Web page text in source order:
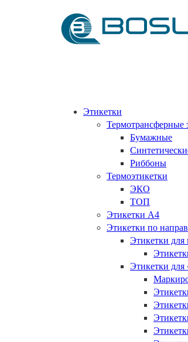
Этикетки
Термотрансферные
Бумажные
Риббоны
Термоэтикетки
ЭКО
ТОП
Этикетки А4
Этикетки по
Этикетки для
Этикетки для